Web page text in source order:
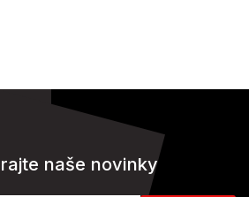
naše novinky